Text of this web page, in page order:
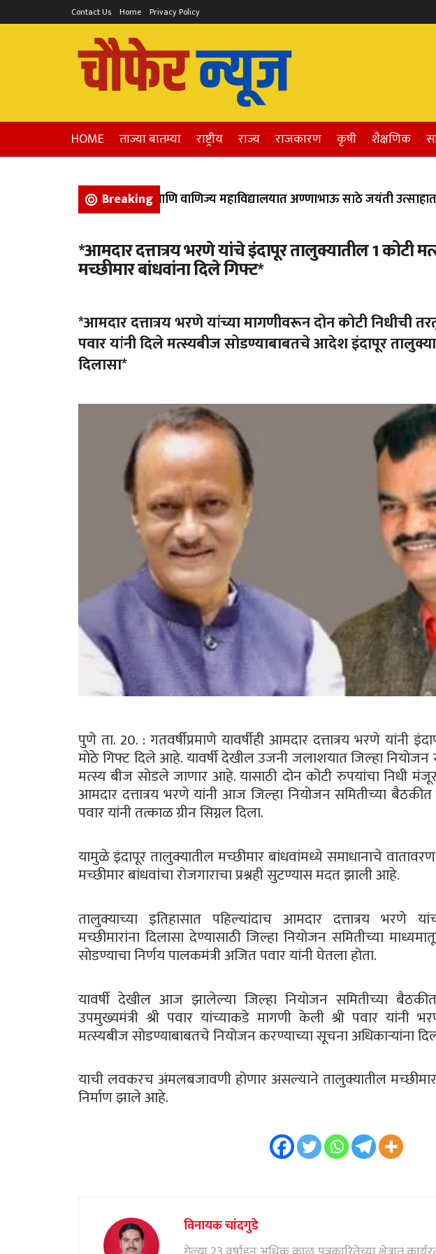
Contact Us Home Privacy Policy
HOME ताज्या बातम्या राष्ट्रीय राज्य राजकारण कृषी शैक्षणिक
Breaking
भिगवण येथील कला, विज्ञान, आणि वाणिज्य महाविद्यालयात अण्णाभाऊ साठे जयंती उत्साहात
*आमदार दत्तात्रय भरणे यांचे इंदापूर तालुक्यातील 1 कोटी
मच्छीमार बांधवांना दिले गिफ्ट*
*आमदार दत्तात्रय भरणे यांच्या मागणीवरून दोन कोटी निधीची
पवार यांनी दिले मत्स्यबीज सोडण्याबाबतचे आदेश इंदापूर
दिलासा*
पुणे ता. 20. : गतवर्षीप्रमाणे यावर्षीही आमदार दत्तात्रय भरणे यांनी
मोठे गिफ्ट दिले आहे. यावर्षी देखील उजनी जलाशयात जिल्हा नियोजन
मत्स्य बीज सोडले जाणार आहे. यासाठी दोन कोटी रुपयांचा निधी
आमदार दत्तात्रय भरणे यांनी आज जिल्हा नियोजन समितीच्या
पवार यांनी तत्काळ ग्रीन सिग्नल दिला.
यामुळे इंदापूर तालुक्यातील मच्छीमार बांधवांमध्ये समाधानाचे
मच्छीमार बांधवांचा रोजगाराचा प्रश्नही सुटण्यास मदत झाली आहे.
तालुक्याच्या इतिहासात पहिल्यांदाच आमदार दत्तात्रय भरणे
मच्छीमारांना दिलासा देण्यासाठी जिल्हा नियोजन समितीच्या
सोडण्याचा निर्णय पालकमंत्री अजित पवार यांनी घेतला होता.
यावर्षी देखील आज झालेल्या जिल्हा नियोजन समितीच्या
उपमुख्यमंत्री श्री पवार यांच्याकडे मागणी केली श्री पवार यांनी
मत्स्यबीज सोडण्याबाबतचे नियोजन करण्याच्या सूचना अधिकाऱ्यांना
याची लवकरच अंमलबजावणी होणार असल्याने तालुक्यातील
निर्माण झाले आहे.
विनायक चांदगुडे